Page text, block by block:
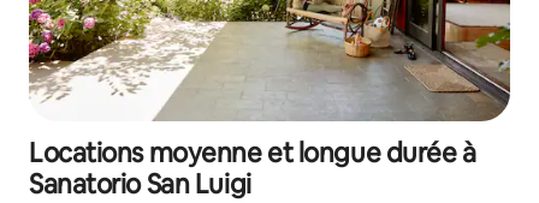
Locations moyenne et longue durée à
Sanatorio San Luigi